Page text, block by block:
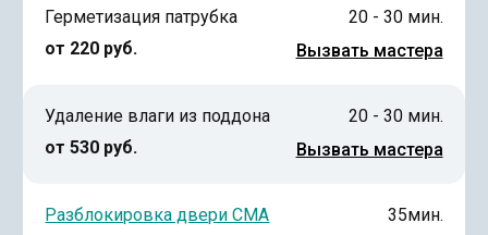
Герметизация патрубка
от 220 руб.
20 - 30 мин.
Вызвать мастера
Удаление влаги из поддона
от 530 руб.
20 - 30 мин.
Вызвать мастера
Разблокировка двери СМА
35мин.